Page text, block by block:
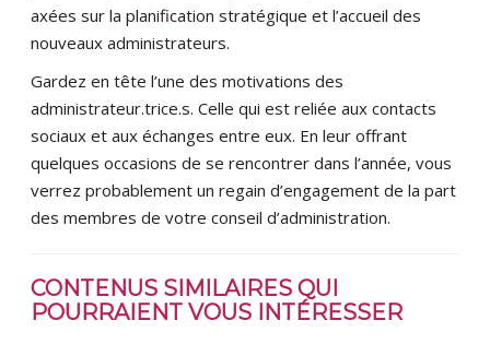
axées sur la planification stratégique et l’accueil des
nouveaux administrateurs.
Gardez en tête l’une des motivations des
administrateur.trice.s. Celle qui est reliée aux contacts
sociaux et aux échanges entre eux. En leur offrant
quelques occasions de se rencontrer dans l’année, vous
verrez probablement un regain d’engagement de la part
des membres de votre conseil d’administration.
CONTENUS SIMILAIRES QUI
POURRAIENT VOUS INTÉRESSER